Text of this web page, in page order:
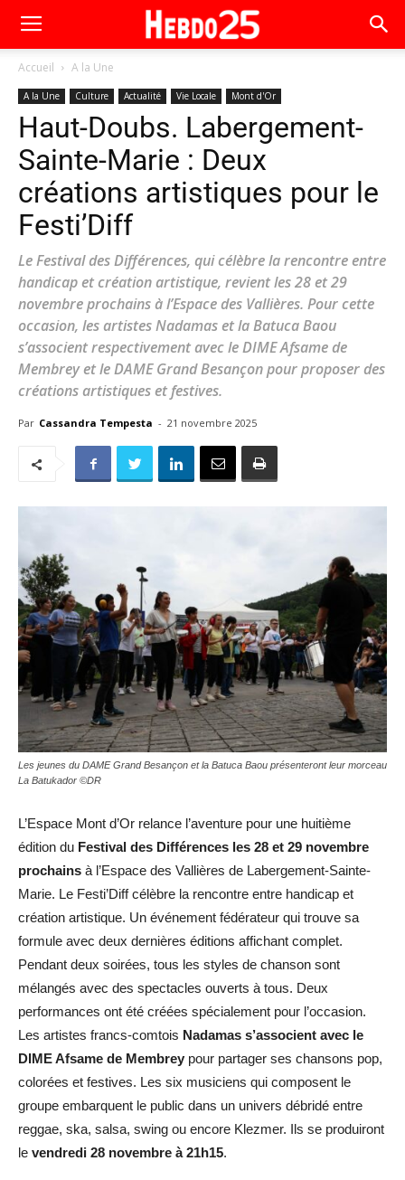
Accueil A la Une
A la Une Culture Actualité Vie Locale Mont d'Or
Haut-Doubs. Labergement-
Sainte-Marie : Deux
créations artistiques pour le
Festi’Diff
Le Festival des Différences, qui célèbre la rencontre entre
handicap et création artistique, revient les 28 et 29
novembre prochains à l’Espace des Vallières. Pour cette
occasion, les artistes Nadamas et la Batuca Baou
s’associent respectivement avec le DIME Afsame de
Membrey et le DAME Grand Besançon pour proposer des
créations artistiques et festives.
Par Cassandra Tempesta - 21 novembre 2025
Les jeunes du DAME Grand Besançon et la Batuca Baou présenteront leur morceau
La Batukador ©DR
L’Espace Mont d’Or relance l’aventure pour une huitième
édition du Festival des Différences les 28 et 29 novembre
prochains à l’Espace des Vallières de Labergement-Sainte-
Marie. Le Festi’Diff célèbre la rencontre entre handicap et
création artistique. Un événement fédérateur qui trouve sa
formule avec deux dernières éditions affichant complet.
Pendant deux soirées, tous les styles de chanson sont
mélangés avec des spectacles ouverts à tous. Deux
performances ont été créées spécialement pour l’occasion.
Les artistes francs-comtois Nadamas s’associent avec le
DIME Afsame de Membrey pour partager ses chansons pop,
colorées et festives. Les six musiciens qui composent le
groupe embarquent le public dans un univers débridé entre
reggae, ska, salsa, swing ou encore Klezmer. Ils se produiront
le vendredi 28 novembre à 21h15.